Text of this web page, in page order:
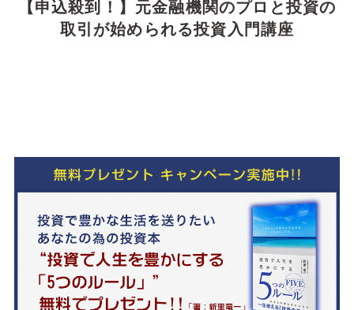
【申込殺到！】元金融機関のプロと投資の
取引が始められる投資入門講座